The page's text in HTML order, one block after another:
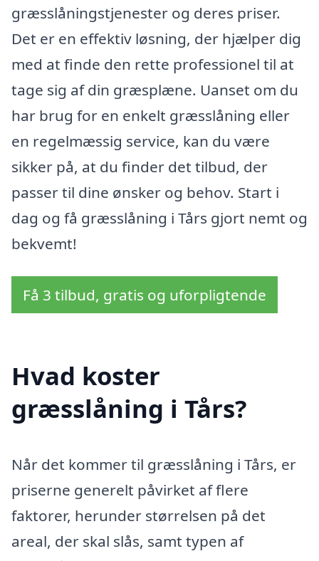
græsslåningstjenester og deres priser.
Det er en effektiv løsning, der hjælper dig
med at finde den rette professionel til at
tage sig af din græsplæne. Uanset om du
har brug for en enkelt græsslåning eller
en regelmæssig service, kan du være
sikker på, at du finder det tilbud, der
passer til dine ønsker og behov. Start i
dag og få græsslåning i Tårs gjort nemt og
bekvemt!
Få 3 tilbud, gratis og uforpligtende
Hvad koster
græsslåning i Tårs?
Når det kommer til græsslåning i Tårs, er
priserne generelt påvirket af flere
faktorer, herunder størrelsen på det
areal, der skal slås, samt typen af